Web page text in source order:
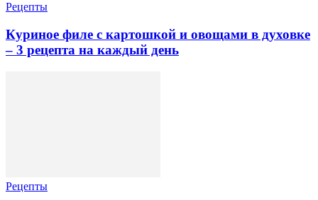
Рецепты
Куриное филе с картошкой и овощами в духовке
– 3 рецепта на каждый день
Рецепты